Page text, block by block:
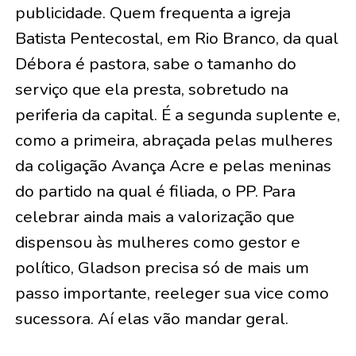
publicidade. Quem frequenta a igreja
Batista Pentecostal, em Rio Branco, da qual
Débora é pastora, sabe o tamanho do
serviço que ela presta, sobretudo na
periferia da capital. É a segunda suplente e,
como a primeira, abraçada pelas mulheres
da coligação Avança Acre e pelas meninas
do partido na qual é filiada, o PP. Para
celebrar ainda mais a valorização que
dispensou às mulheres como gestor e
político, Gladson precisa só de mais um
passo importante, reeleger sua vice como
sucessora. Aí elas vão mandar geral.